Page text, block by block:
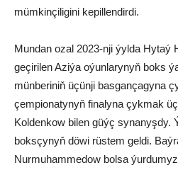
mümkinçiligini kepillendirdi.
Mundan ozal 2023-nji ýylda Hytaý
geçirilen Aziýa oýunlarynyň boks
münberiniň üçünji basgançagyna
çempionatynyň finalyna çykmak
Koldenkow bilen güýç synanyşdy.
boksçynyň döwi rüstem geldi.
Nurmuhammedow bolsa